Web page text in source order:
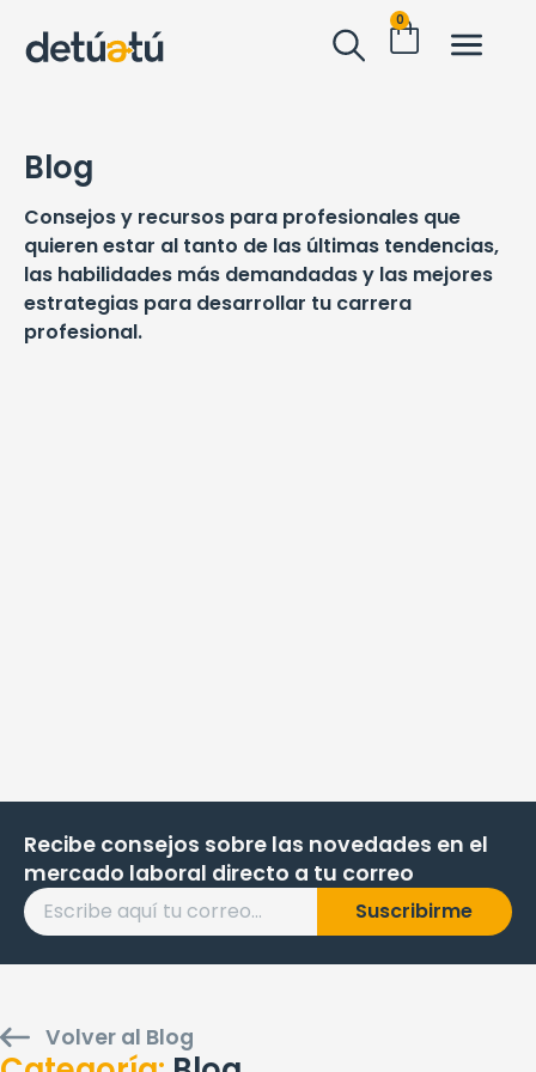
0
Blog
Consejos y recursos para profesionales que
quieren estar al tanto de las últimas tendencias,
las habilidades más demandadas y las mejores
estrategias para desarrollar tu carrera
profesional.
Recibe consejos sobre las novedades en el
mercado laboral directo a tu correo
Suscribirme
Volver al Blog